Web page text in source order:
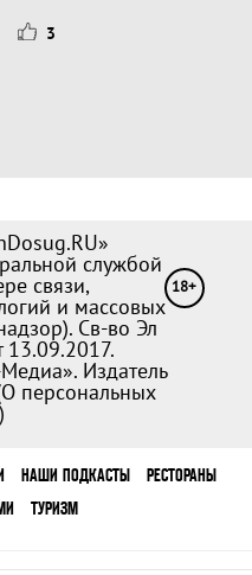
3
службой
связи,
и массовых
Св-во Эл
Издатель
О персональных
18+
НАШИ ПОДКАСТЫ
РЕСТОРАНЫ
ТУРИЗМ